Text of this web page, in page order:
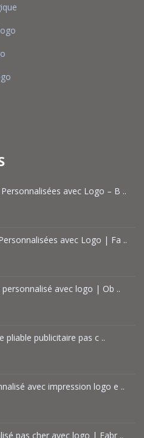
avec Logo – B ..
avec Logo | Fa ..
avec logo | Ob ..
pliable publicitaire pas c ..
avec impression logo e ..
pas cher avec logo | Fabr ..